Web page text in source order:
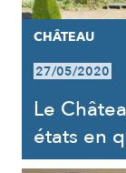
CHÂTEAU
27/05/2020
Le
états en